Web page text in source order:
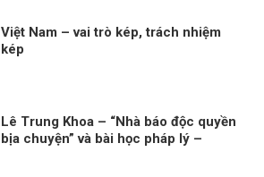
Việt Nam – vai trò kép, trách nhiệm
kép
Lê Trung Khoa – “Nhà báo độc quyền
bịa chuyện” và bài học pháp lý –